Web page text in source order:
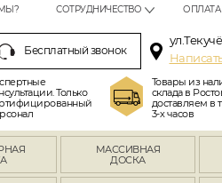
СОТРУДНИЧЕСТВО ОПЛАТА
Бесплатный звонок
Только
Товары из
склада в
доставляем в
3-х часов
МАССИВНАЯ
ДОСКА